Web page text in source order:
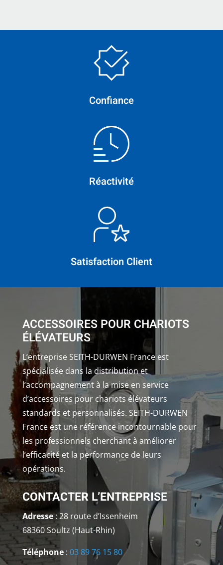
Confiance
Réactivité
Satisfaction Client
ACCESSOIRES POUR CHARIOTS
ÉLÉVATEURS
L’entreprise SEITH-DURWEN France est
spécialisée dans la distribution et
l’accompagnement à la mise en service
d’accessoires pour chariots élévateurs
standards et personnalisés. SEITH-DURWEN
France est une référence incontournable pour
les professionnels cherchant à améliorer
l’efficacité et la performance de leurs
opérations.
CONTACTER L’ENTREPRISE
Adresse: 28 route d’Issenheim
68360 Soultz (Haut-Rhin)
Téléphone: 03 89 76 15 80